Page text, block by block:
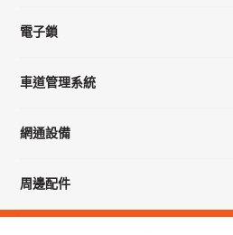
電子鎖
車道管理系統
網通設備
周邊配件